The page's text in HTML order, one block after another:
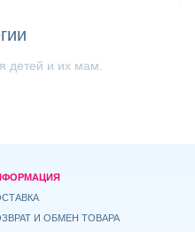
детей и их мам.
И ОБМЕН ТОВАРА